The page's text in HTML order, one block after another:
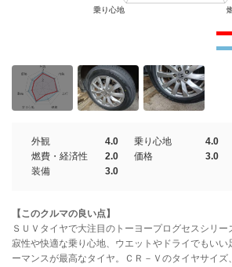
外観 4.0 乗り心地 4.0
燃費・経済性
2.0 価格 3.0
装備
3.0
【このクルマの良い点】
ＳＵＶタイヤで大注目のトーヨープログセスシリ
寂性や快適な乗り心地、ウエットやドライでもいい
ーマンスが最高なタイヤ。ＣＲ－Ｖのタイヤサイ